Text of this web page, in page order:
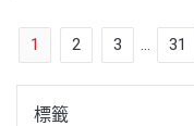
1 2 3 ... 31
標籤